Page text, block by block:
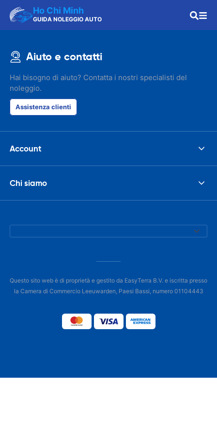
Ho Chi Minh
GUIDA NOLEGGIO AUTO
Aiuto e contatti
Hai bisogno di aiuto? Contatta i nostri specialisti del
noleggio.
Assistenza clienti
Account
Chi siamo
Questo sito web è di proprietà e gestito da EasyTerra B.V. e iscritta presso
la Camera di Commercio Leeuwarden, Paesi Bassi, numero 01104443